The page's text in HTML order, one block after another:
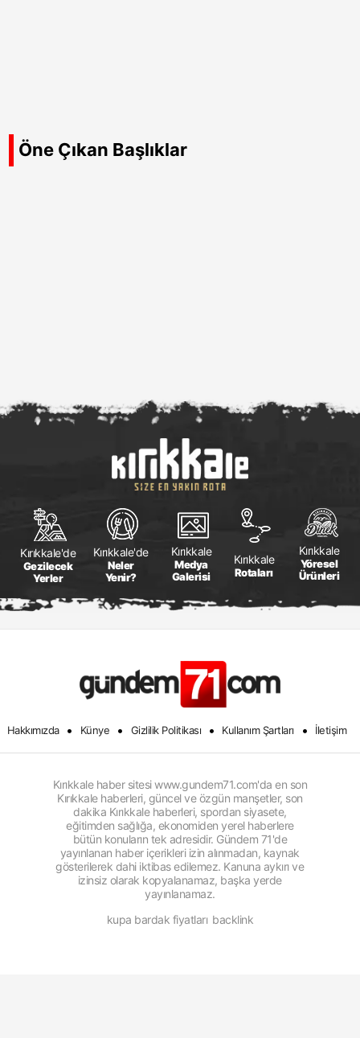
Öne Çıkan Başlıklar
Kırıkkale'de
Gezilecek
Yerler
Kırıkkale'de
Neler
Yenir?
Kırıkkale
Medya
Galerisi
Kırıkkale
Rotaları
Kırıkkale
Yöresel
Ürünleri
Hakkımızda • Künye • Gizlilik Politikası • Kullanım Şartları • İletişim
Kırıkkale haber sitesi www.gundem71.com'da en son
Kırıkkale haberleri, güncel ve özgün manşetler, son
dakika Kırıkkale haberleri, spordan siyasete,
eğitimden sağlığa, ekonomiden yerel haberlere
bütün konuların tek adresidir. Gündem 71'de
yayınlanan haber içerikleri izin alınmadan, kaynak
gösterilerek dahi iktibas edilemez. Kanuna aykırı ve
izinsiz olarak kopyalanamaz, başka yerde
yayınlanamaz.
kupa bardak fiyatları backlink